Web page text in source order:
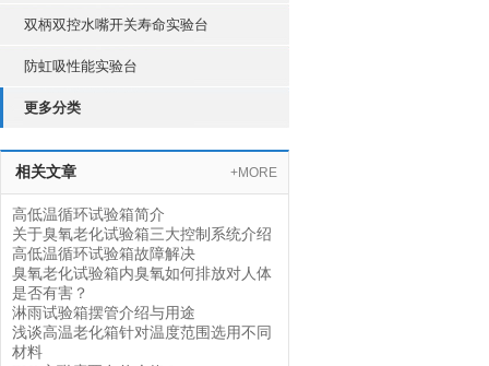
双柄双控水嘴开关寿命实验台
防虹吸性能实验台
更多分类
相关文章 +MORE
高低温循环试验箱简介
关于臭氧老化试验箱三大控制系统介绍
高低温循环试验箱故障解决
臭氧老化试验箱内臭氧如何排放对人体
是否有害？
淋雨试验箱摆管介绍与用途
浅谈高温老化箱针对温度范围选用不同
材料